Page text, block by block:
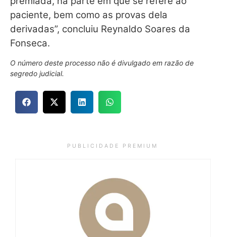
paciente, bem como as provas dela
derivadas”, concluiu Reynaldo Soares da
Fonseca.
O número deste processo não é divulgado em razão de
segredo judicial.
P U B L I C I D A D E P R E M I U M